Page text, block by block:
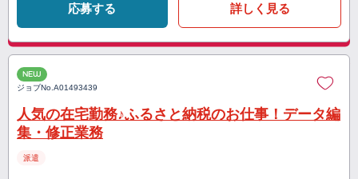
応募する 詳しく見る
NEW
ジョブNo.A01493439
人気の在宅勤務♪ふるさと納税のお仕事！データ編
集・修正業務
派遣